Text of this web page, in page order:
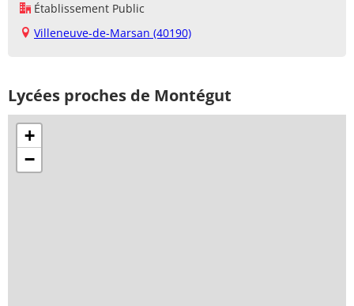
Établissement Public
Villeneuve-de-Marsan (40190)
Lycées proches de Montégut
+
−